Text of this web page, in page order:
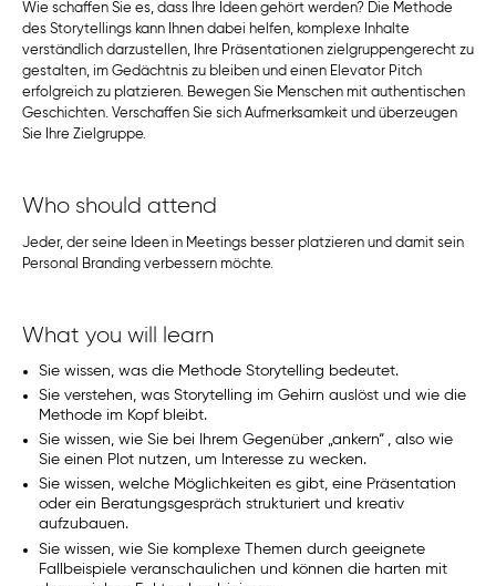
Wie schaffen Sie es, dass Ihre Ideen gehört werden? Die Methode
des Storytellings kann Ihnen dabei helfen, komplexe Inhalte
verständlich darzustellen, Ihre Präsentationen zielgruppengerecht zu
gestalten, im Gedächtnis zu bleiben und einen Elevator Pitch
erfolgreich zu platzieren. Bewegen Sie Menschen mit authentischen
Geschichten. Verschaffen Sie sich Aufmerksamkeit und überzeugen
Sie Ihre Zielgruppe.
Who should attend
Jeder, der seine Ideen in Meetings besser platzieren und damit sein
Personal Branding verbessern möchte.
What you will learn
Sie wissen, was die Methode Storytelling bedeutet.
Sie verstehen, was Storytelling im Gehirn auslöst und wie die
Methode im Kopf bleibt.
Sie wissen, wie Sie bei Ihrem Gegenüber „ankern“ , also wie
Sie einen Plot nutzen, um Interesse zu wecken.
Sie wissen, welche Möglichkeiten es gibt, eine Präsentation
oder ein Beratungsgespräch strukturiert und kreativ
aufzubauen.
Sie wissen, wie Sie komplexe Themen durch geeignete
Fallbeispiele veranschaulichen und können die harten mit